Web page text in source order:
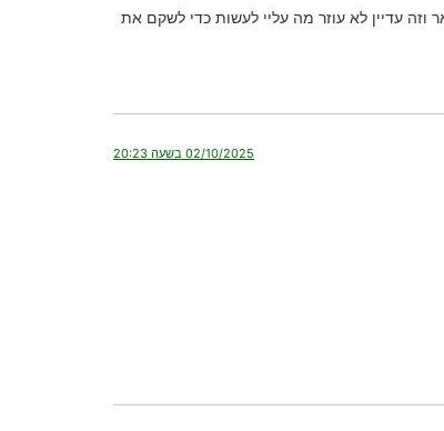
עדיין לא עוזר מה עליי לעשות כדי לשקם את
02/10/2025 בשעה 20:23